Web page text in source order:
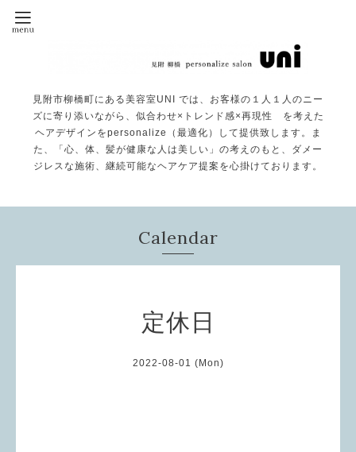
見附市柳橋町にある美容室UNI では、お客様の１人１人のニー
ズに寄り添いながら、似合わせ×トレンド感×再現性 を考えた
ヘアデザインをpersonalize（最適化）して提供致します。ま
た、「心、体、髪が健康な人は美しい」の考えのもと、ダメー
ジレスな施術、継続可能なヘアケア提案を心掛けております。
Calendar
定休日
2022-08-01 (Mon)